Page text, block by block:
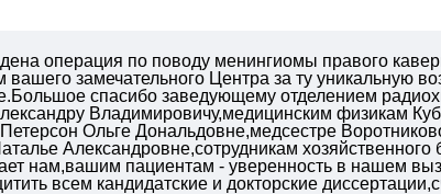
операция по поводу менингиомы правого
замечательного Центра за ту уникальную
спасибо заведующему отделением
Владимировичу,медицинским физикам
Ольге Дональдовне,медсестре
Александровне,сотрудникам
нам,вашим пациентам - уверенность в нашем
всем кандидатские и докторские